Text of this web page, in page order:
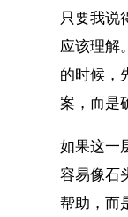
只要我说
应该理解
的时候，
案，而是
如果这一
容易像石
帮助，而